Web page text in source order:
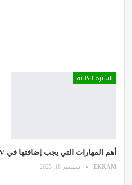
السيرة الذاتية
أهم المهارات التي يجب إضافتها في CV
EKRAM سبتمبر 18, 2025